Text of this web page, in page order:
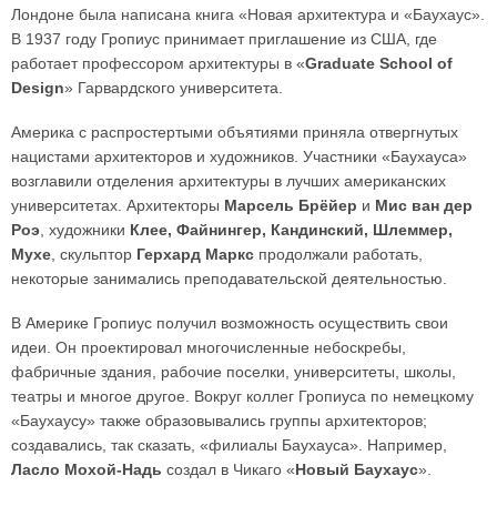
Лондоне была написана книга «Новая архитектура и «Баухаус».
В 1937 году Гропиус принимает приглашение из США, где
работает профессором архитектуры в «Graduate School of
Design» Гарвардского университета.
Америка с распростертыми объятиями приняла отвергнутых
нацистами архитекторов и художников. Участники «Баухауса»
возглавили отделения архитектуры в лучших американских
университетах. Архитекторы Марсель Брёйер и Мис ван дер
Роэ , художники Клее, Файнингер, Кандинский, Шлеммер,
Мухе , скульптор Герхард Маркс продолжали работать,
некоторые занимались преподавательской деятельностью.
В Америке Гропиус получил возможность осуществить свои
идеи. Он проектировал многочисленные небоскребы,
фабричные здания, рабочие поселки, университеты, школы,
театры и многое другое. Вокруг коллег Гропиуса по немецкому
«Баухаусу» также образовывались группы архитекторов;
создавались, так сказать, «филиалы Баухауса». Например,
Ласло Мохой-Надь создал в Чикаго «Новый Баухаус».